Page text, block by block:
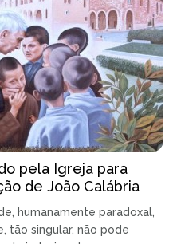
pela Igreja para
de João Calábria
humanamente paradoxal,
tão singular, não pode